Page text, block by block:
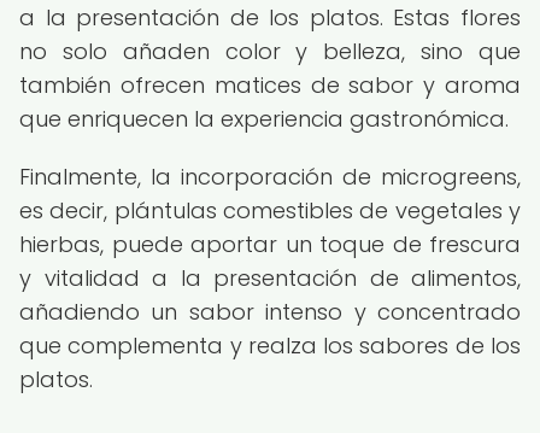
a la presentación de los platos. Estas flores
no solo añaden color y belleza, sino que
también ofrecen matices de sabor y aroma
que enriquecen la experiencia gastronómica.
Finalmente, la incorporación de microgreens,
es decir, plántulas comestibles de vegetales y
hierbas, puede aportar un toque de frescura
y vitalidad a la presentación de alimentos,
añadiendo un sabor intenso y concentrado
que complementa y realza los sabores de los
platos.